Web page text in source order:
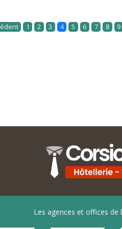
1 2 3 4 5 6 7 8 9
Les agences et offices de